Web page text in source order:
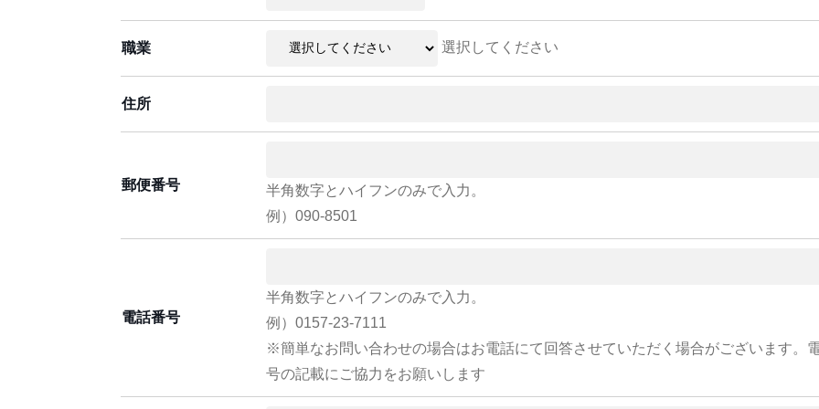
職業 選択してください
住所
郵便番号
半角数字とハイフンのみで入力。
例）090-8501
電話番号
半角数字とハイフンのみで入力。
例）0157-23-7111
※簡単なお問い合わせの場合はお電話にて回答させていただく場合がございます。
号の記載にご協力をお願いします